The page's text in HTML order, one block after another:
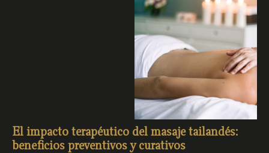
El impacto terapéutico del masaje tailandés:
beneficios preventivos y curativos